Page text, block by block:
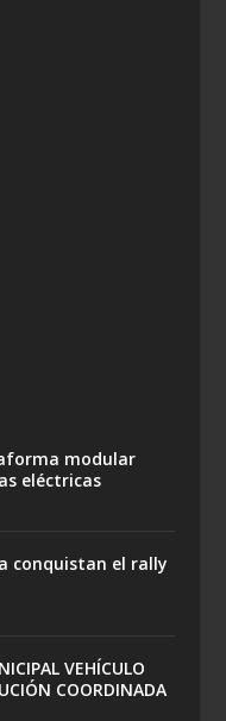
modular
eléctricas
conquistan el rally
VEHÍCULO
COORDINADA